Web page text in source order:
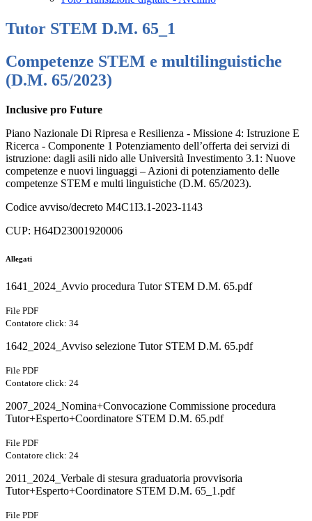
Tutor STEM D.M. 65_1
Competenze STEM e multilinguistiche
(D.M. 65/2023)
Inclusive pro Future
Piano Nazionale Di Ripresa e Resilienza - Missione 4: Istruzione E
Ricerca - Componente 1 Potenziamento dell’offerta dei servizi di
istruzione: dagli asili nido alle Università Investimento 3.1: Nuove
competenze e nuovi linguaggi – Azioni di potenziamento delle
competenze STEM e multi linguistiche (D.M. 65/2023).
Codice avviso/decreto M4C1I3.1-2023-1143
CUP: H64D23001920006
Allegati
1641_2024_Avvio procedura Tutor STEM D.M. 65.pdf
File PDF
Contatore click: 34
1642_2024_Avviso selezione Tutor STEM D.M. 65.pdf
File PDF
Contatore click: 24
2007_2024_Nomina+Convocazione Commissione procedura
Tutor+Esperto+Coordinatore STEM D.M. 65.pdf
File PDF
Contatore click: 24
2011_2024_Verbale di stesura graduatoria provvisoria
Tutor+Esperto+Coordinatore STEM D.M. 65_1.pdf
File PDF